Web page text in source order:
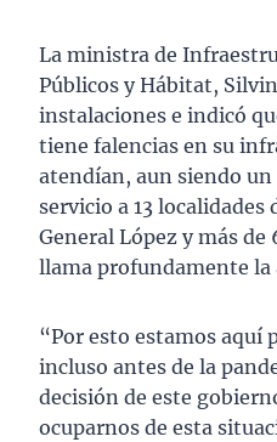
La ministra de
Públicos y Hábitat,
instalaciones e indicó
tiene falencias en su
atendían, aun siendo
servicio a 13
General López y más
llama profundamente la
“Por esto estamos aquí
incluso antes de la
decisión de este
ocuparnos de esta